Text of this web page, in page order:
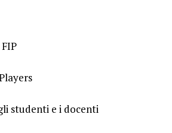
studenti e i docenti